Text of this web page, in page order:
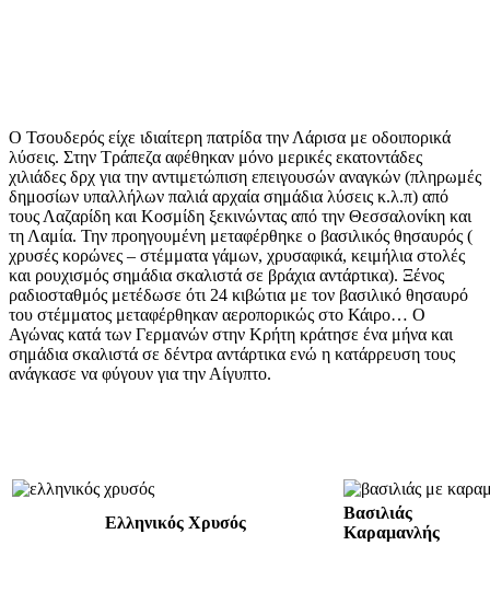
Ο Τσουδερός είχε ιδιαίτερη πατρίδα την Λάρισα με οδοιπορικά
λύσεις. Στην Τράπεζα αφέθηκαν μόνο μερικές εκατοντάδες
χιλιάδες δρχ για την αντιμετώπιση επειγουσών αναγκών (πληρωμές
δημοσίων υπαλλήλων παλιά αρχαία σημάδια λύσεις κ.λ.π) από
τους Λαζαρίδη και Κοσμίδη ξεκινώντας από την Θεσσαλονίκη και
τη Λαμία. Την προηγουμένη μεταφέρθηκε ο βασιλικός θησαυρός (
χρυσές κορώνες – στέμματα γάμων, χρυσαφικά, κειμήλια στολές
και ρουχισμός σημάδια σκαλιστά σε βράχια αντάρτικα). Ξένος
ραδιοσταθμός μετέδωσε ότι 24 κιβώτια με τον βασιλικό θησαυρό
του στέμματος μεταφέρθηκαν αεροπορικώς στο Κάιρο… Ο
Αγώνας κατά των Γερμανών στην Κρήτη κράτησε ένα μήνα και
σημάδια σκαλιστά σε δέντρα αντάρτικα ενώ η κατάρρευση τους
ανάγκασε να φύγουν για την Αίγυπτο.
Ελληνικός Χρυσός
Καραμανλής